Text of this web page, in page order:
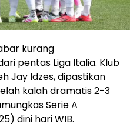
kurang
pentas Liga Italia. Klub
Jay Idzes, dipastikan
kalah dramatis 2-3
Serie A
dini hari WIB.